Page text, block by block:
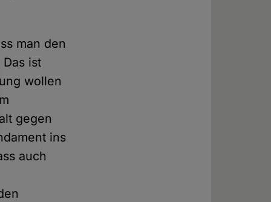
man den
ist
wollen
gegen
ins
auch